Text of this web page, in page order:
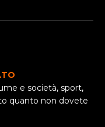
e società, sport,
quanto non dovete